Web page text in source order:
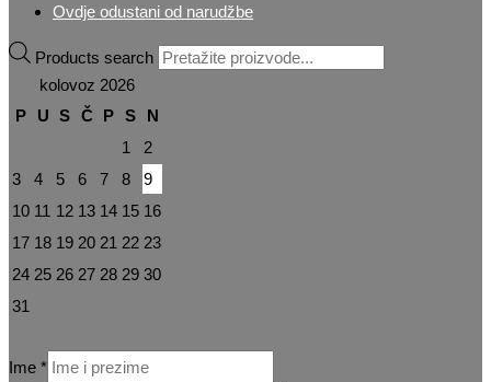
Ovdje odustani od narudžbe
Products search
kolovoz 2026
P
U S Č P S
N
1
2
3
4 5 6 7 8
9
10 11 12 13 14 15 16
17 18 19 20 21 22 23
24 25 26 27 28 29 30
31
Ime *